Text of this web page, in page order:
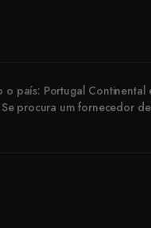
o país: Portugal
procura um fornecedor